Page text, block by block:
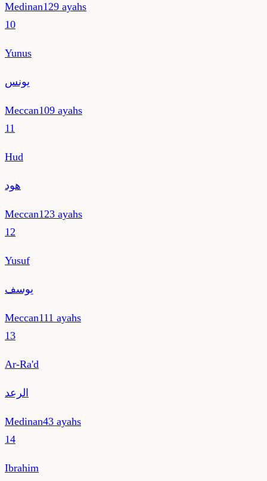
Medinan129 ayahs
10
Yunus
يونس
Meccan109 ayahs
11
Hud
هود
Meccan123 ayahs
12
Yusuf
يوسف
Meccan111 ayahs
13
Ar-Ra'd
الرعد
Medinan43 ayahs
14
Ibrahim